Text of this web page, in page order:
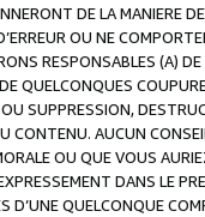
DE LA MANIERE
OU NE
RESPONSABLES (A)
QUELCONQUES
SUPPRESSION,
AUCUN
OU QUE VOUS
DANS LE
D’UNE QUELCONQUE